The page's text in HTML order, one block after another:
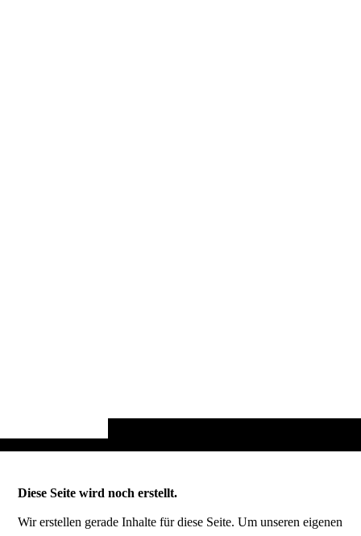
Diese Seite wird noch erstellt.
Wir erstellen gerade Inhalte für diese Seite. Um unseren eigenen